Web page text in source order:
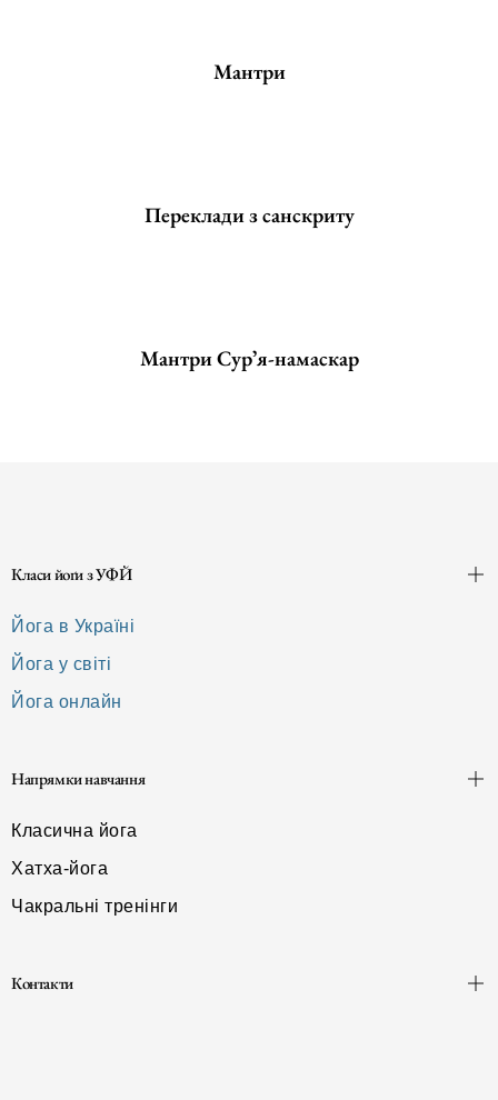
Мантри
Переклади з санскриту
Мантри Сурʼя-намаскар
Класи йоґи з УФЙ
Йога в Україні
Йога у світі
Йога онлайн
Напрямки навчання
Класична йога
Хатха-йога
Чакральні тренінги
Контакти